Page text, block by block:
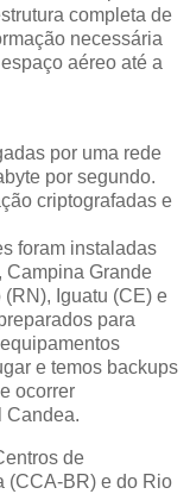
completa de
necessária
aéreo até a
por uma rede
por segundo.
criptografadas e
foram instaladas
Campina Grande
Iguatu (CE) e
para
e temos backups
ocorrer
Candea.
de
(CCA-BR) e do Rio